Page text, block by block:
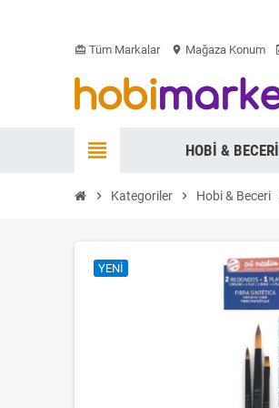
card_giftcard Tüm Markalar location_on Mağaza Konum
view_headline HOBI & BECERI
chevron_right Kategoriler chevron_right Hobi & Beceri
YENI